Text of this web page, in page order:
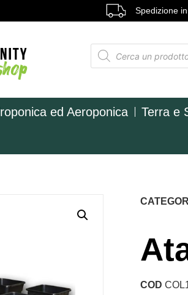
Spedizione
ed Aeroponica Terra e
COD